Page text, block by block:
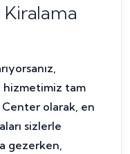
hizmetimiz tam
olarak, en
sizlerle
gezerken,